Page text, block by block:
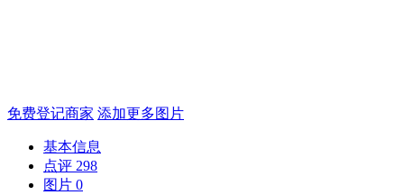
免费登记商家 添加更多图片
基本信息
点评 298
图片 0